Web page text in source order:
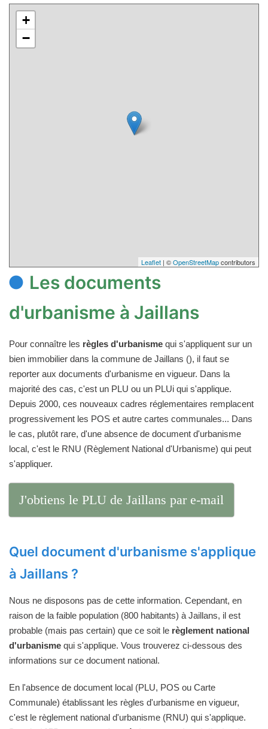
+
−
Leaflet | ©OpenStreetMapcontributors
Les documents
d'urbanisme à Jaillans
Pour connaître les règles d'urbanisme qui s'appliquent sur un
bien immobilier dans la commune de Jaillans (), il faut se
reporter aux documents d'urbanisme en vigueur. Dans la
majorité des cas, c'est un PLU ou un PLUi qui s'applique.
Depuis 2000, ces nouveaux cadres réglementaires remplacent
progressivement les POS et autre cartes communales... Dans
le cas, plutôt rare, d'une absence de document d'urbanisme
local, c'est le RNU (Règlement National d'Urbanisme) qui peut
s'appliquer.
J'obtiens le PLU de Jaillans par e-mail
Quel document d'urbanisme s'applique
à Jaillans ?
Nous ne disposons pas de cette information. Cependant, en
raison de la faible population (800 habitants) à Jaillans, il est
probable (mais pas certain) que ce soit le règlement national
d'urbanisme qui s'applique. Vous trouverez ci-dessous des
informations sur ce document national.
En l'absence de document local (PLU, POS ou Carte
Communale) établissant les règles d'urbanisme en vigueur,
c'est le règlement national d'urbanisme (RNU) qui s'applique.